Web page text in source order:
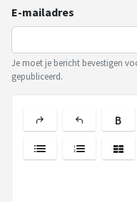
E-mailadres
Je moet je bericht bevestigen
gepubliceerd.